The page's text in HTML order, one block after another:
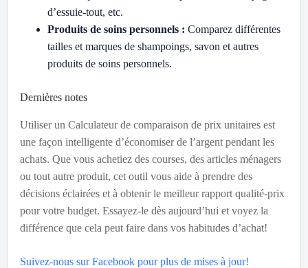
d’essuie-tout, etc.
Produits de soins personnels : Comparez différentes
tailles et marques de shampoings, savon et autres
produits de soins personnels.
Dernières notes
Utiliser un Calculateur de comparaison de prix unitaires est
une façon intelligente d’économiser de l’argent pendant les
achats. Que vous achetiez des courses, des articles ménagers
ou tout autre produit, cet outil vous aide à prendre des
décisions éclairées et à obtenir le meilleur rapport qualité-prix
pour votre budget. Essayez-le dès aujourd’hui et voyez la
différence que cela peut faire dans vos habitudes d’achat!
Suivez-nous sur Facebook pour plus de mises à jour!